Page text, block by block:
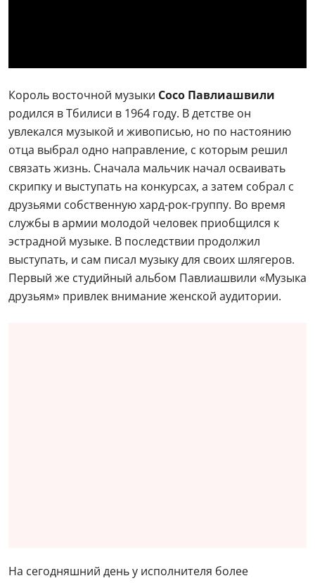
Король восточной музыки Сосо Павлиашвили
родился в Тбилиси в 1964 году. В детстве он
увлекался музыкой и живописью, но по настоянию
отца выбрал одно направление, с которым решил
связать жизнь. Сначала мальчик начал осваивать
скрипку и выступать на конкурсах, а затем собрал с
друзьями собственную хард-рок-группу. Во время
службы в армии молодой человек приобщился к
эстрадной музыке. В последствии продолжил
выступать, и сам писал музыку для своих шлягеров.
Первый же студийный альбом Павлиашвили «Музыка
друзьям» привлек внимание женской аудитории.
На сегодняшний день у исполнителя более